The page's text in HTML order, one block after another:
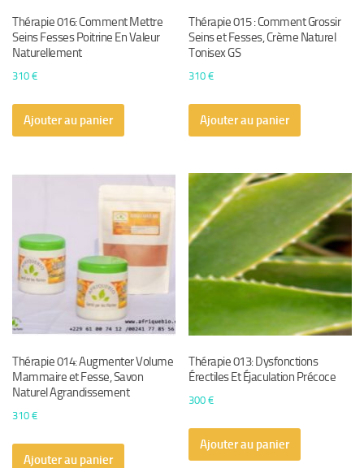
Thérapie 016: Comment Mettre
Seins Fesses Poitrine En Valeur
Naturellement
310 €
Ajouter au panier
Thérapie 015 : Comment Grossir
Seins et Fesses, Crème Naturel
Tonisex GS
310€
Ajouter au panier
Thérapie 014: Augmenter Volume
Mammaire et Fesse, Savon
Naturel Agrandissement
310 €
Ajouter au panier
Thérapie 013: Dysfonctions
Érectiles Et Éjaculation Précoce
300€
Ajouter au panier